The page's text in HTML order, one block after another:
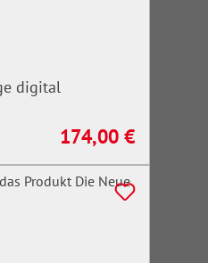
digital
Regulärer Preis:
174,00 €